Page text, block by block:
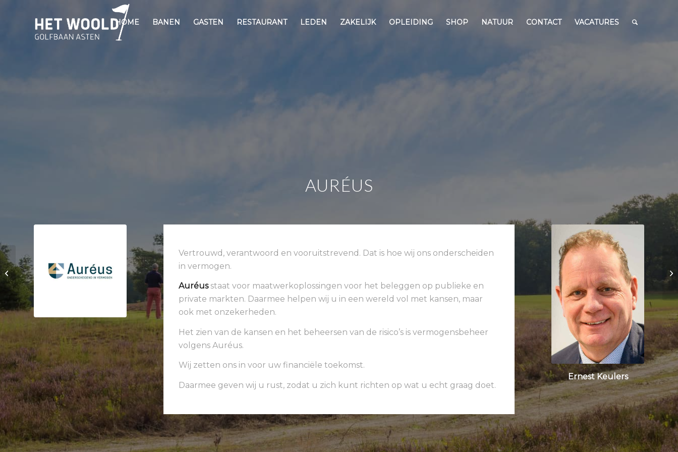
HOME BANEN GASTEN RESTAURANT LEDEN ZAKELIJK OPLEIDING SHOP NATUUR CONTACT VACATURES
AURÉUS
Vertrouwd, verantwoord en vooruitstrevend. Dat is hoe wij ons onderscheiden
in vermogen.
Auréusstaat voor maatwerkoplossingen voor het beleggen op publieke en
private markten. Daarmee helpen wij u in een wereld vol met kansen, maar
ook met onzekerheden.
Het zien van de kansen en het beheersen van de risico’s is vermogensbeheer
volgens Auréus.
Wij zetten ons in voor uw financiële toekomst.
Daarmee geven wij u rust, zodat u zich kunt richten op wat u echt graag doet.
Ernest Keulers
Qualifiyng Kaart
invoeren en door
digitale marker laten
goedkeuren